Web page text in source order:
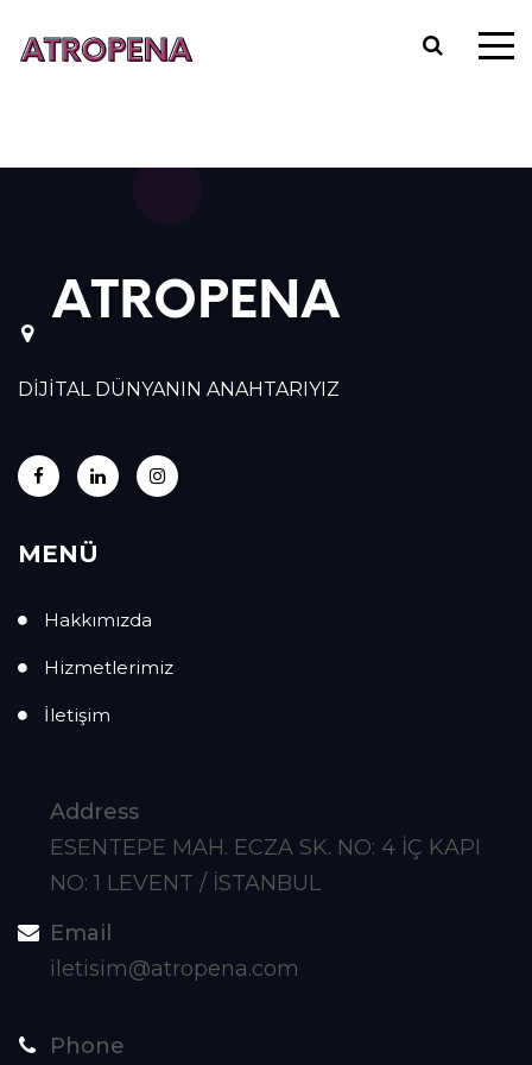
DİJİTAL DÜNYANIN ANAHTARIYIZ
MENÜ
Hakkımızda
Hizmetlerimiz
İletişim
Address
ESENTEPE MAH. ECZA SK. NO: 4 İÇ KAPI
NO: 1 LEVENT / İSTANBUL
Email
iletisim@atropena.com
Phone